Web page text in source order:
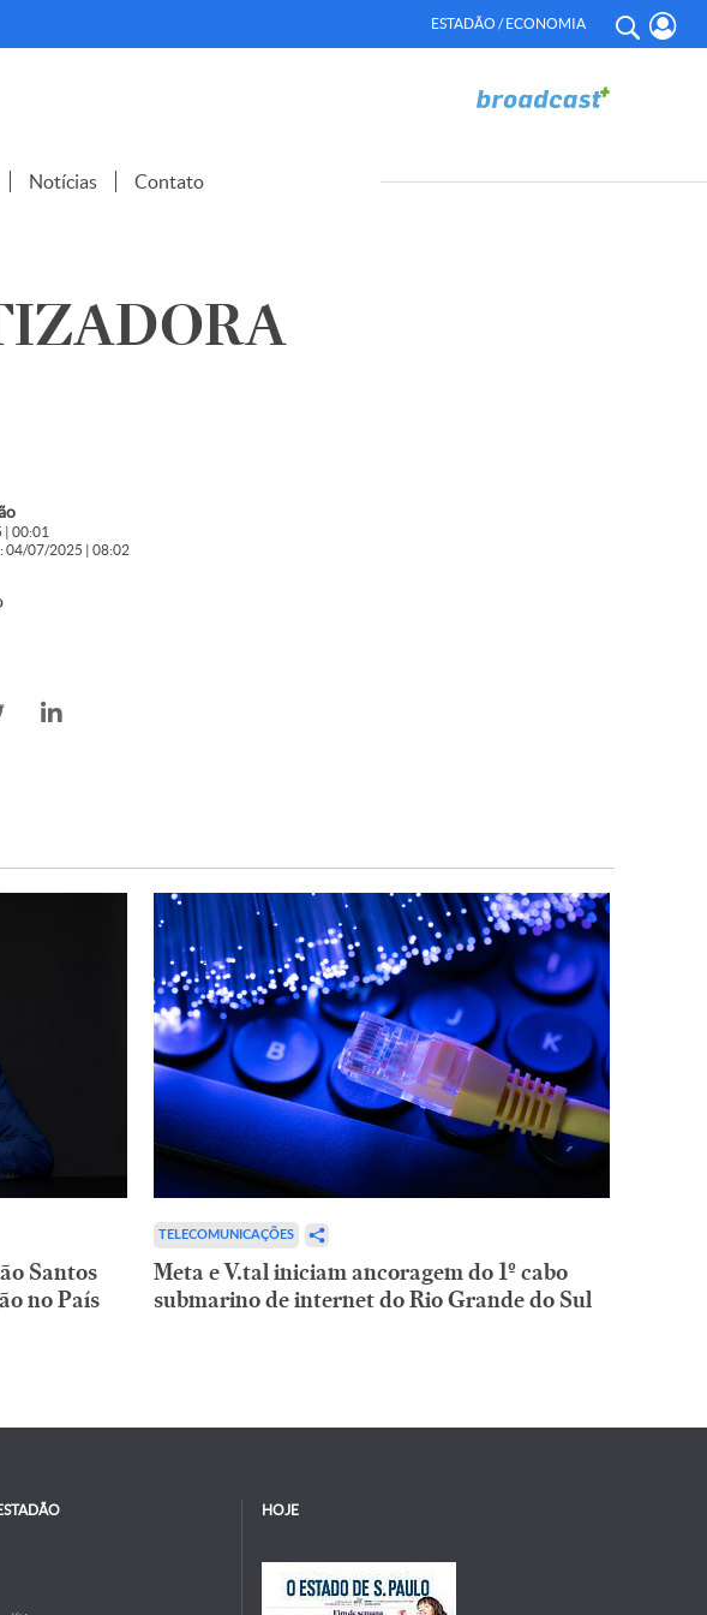
ESTADÃO / ECONOMIA
Notícias Contato
00:01
04/07/2025 | 08:02
Santos
no País
TELECOMUNICAÇÕES
Meta e V.tal iniciam ancoragem do 1º cabo
submarino de internet do Rio Grande do Sul
HOJE